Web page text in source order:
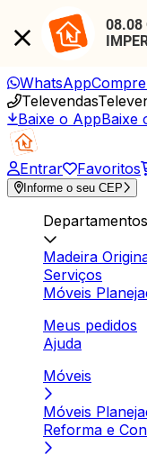
08.08
WhatsApp
Televendas
Baixe o AppBaixe
Entrar Favoritos
Informe o seu CEP
Departamentos
Madeira
Serviços
Móveis
Meus pedidos
Ajuda
Móveis
Móveis
Reforma e